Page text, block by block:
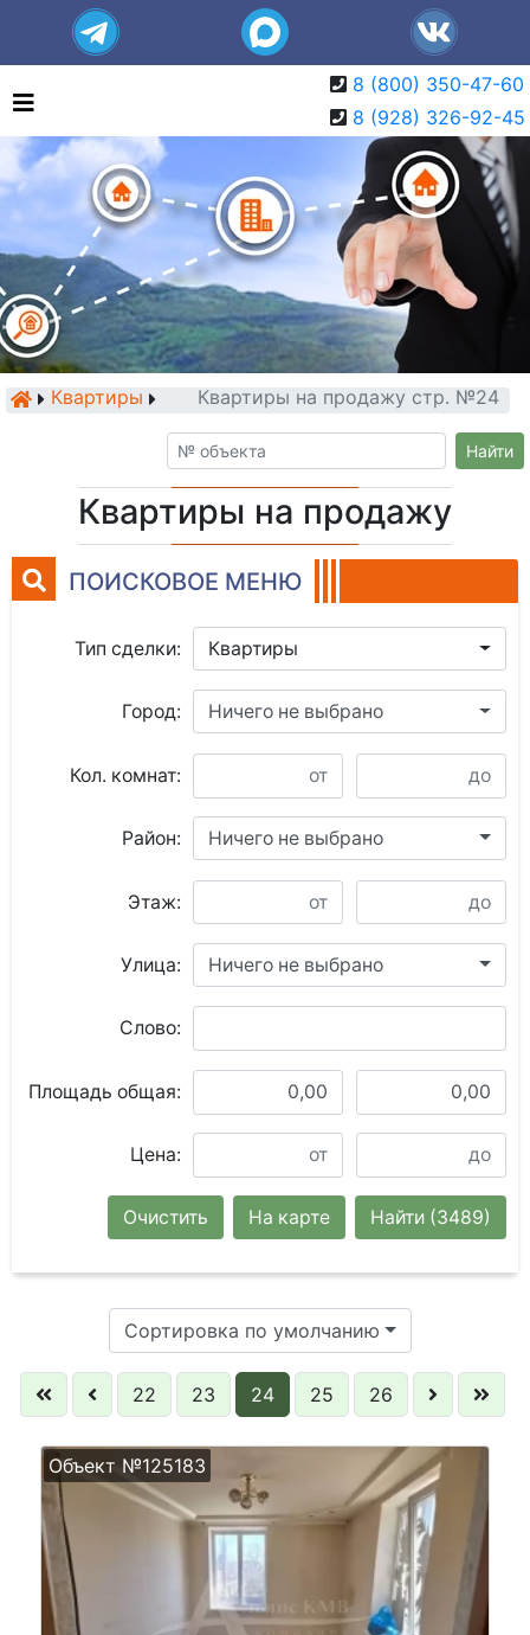
8 (800) 350-47-60
8 (928) 326-92-45
Квартиры Квартиры на продажу стр. №24
Найти
Квартиры на продажу
ПОИСКОВОЕ МЕНЮ
Тип сделки: Квартиры
Город: Ничего не выбрано
Кол. комнат:
Район: Ничего не выбрано
Этаж:
Улица: Ничего не выбрано
Слово:
Площадь общая:
Цена:
Найти (3489)
На карте
Очистить
Сортировка по умолчанию
22 23 24 25 26
Объект №125183